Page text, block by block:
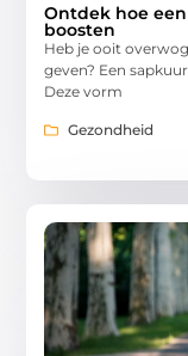
Ontdek hoe
boosten
Heb je ooit
geven? Een
Deze vorm
Gezondheid